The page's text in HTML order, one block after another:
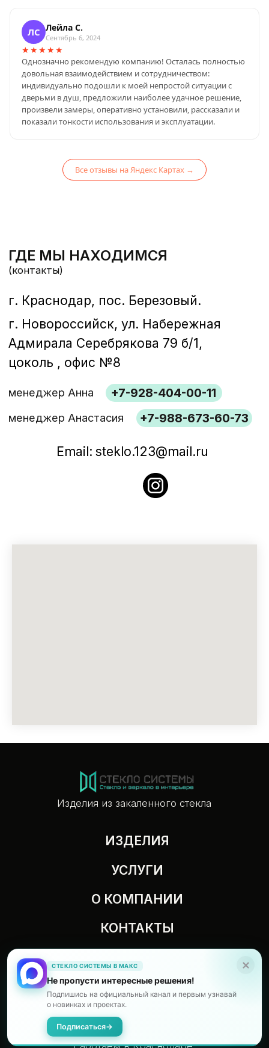
ЛС Лейла С.
Сентябрь 6, 2024
★★★★★
Однозначно рекомендую компанию! Осталась полностью
довольная взаимодействием и сотрудничеством:
индивидуально подошли к моей непростой ситуации с
дверьми в душ, предложили наиболее удачное решение,
произвели замеры, оперативно установили, рассказали и
показали тонкости использования и эксплуатации.
Все отзывы на Яндекс Картах →
СТЕКЛО СИСТЕМЫ В МАКС
Не пропусти интересные решения!
Подпишись на официальный канал и первым узнавай
о новинках и проектах.
Подписаться→